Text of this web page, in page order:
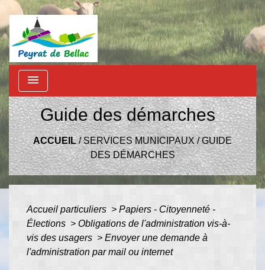
menu
Guide des démarches
ACCUEIL/SERVICES MUNICIPAUX/GUIDE
DES DÉMARCHES
Accueil particuliers > Papiers - Citoyenneté -
Élections > Obligations de l'administration vis-à-
vis des usagers > Envoyer une demande à
l'administration par mail ou internet